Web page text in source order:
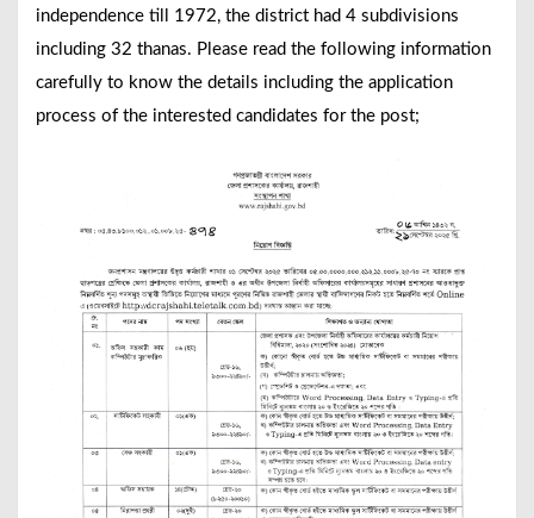
independence till 1972, the district had 4 subdivisions
including 32 thanas. Please read the following information
carefully to know the details including the application
process of the interested candidates for the post;